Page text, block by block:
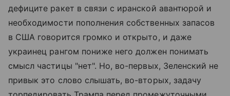
дефиците ракет в связи с иранской авантюрой и
необходимости пополнения собственных запасов
в США говорится громко и открыто, и даже
украинец рангом пониже него должен понимать
смысл частицы "нет". Но, во-первых, Зеленский не
привык это слово слышать, во-вторых, задачу